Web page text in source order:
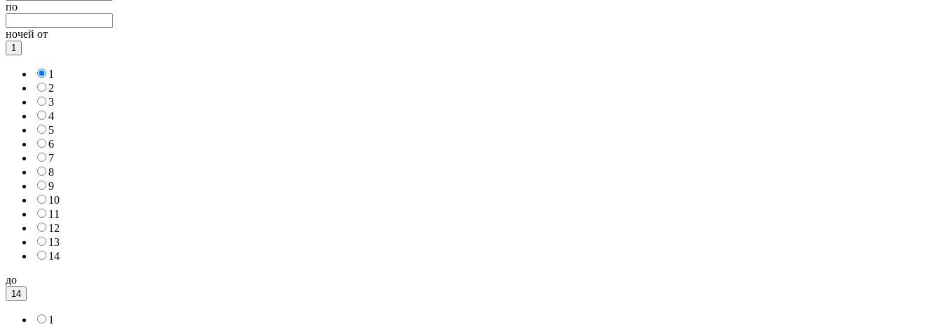
по
ночей от
1
1
2
3
4
5
6
7
8
9
10
11
12
13
14
до
14
1